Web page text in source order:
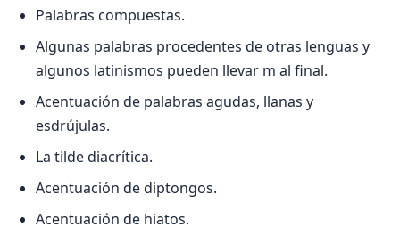
Palabras compuestas.
Algunas palabras procedentes de otras lenguas y
algunos latinismos pueden llevar m al final.
Acentuación de palabras agudas, llanas y
esdrújulas.
La tilde diacrítica.
Acentuación de diptongos.
Acentuación de hiatos.